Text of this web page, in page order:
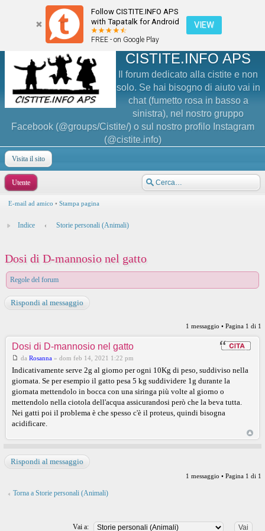
Follow CISTITE.INFO APS
with Tapatalk for Android
FREE - on Google Play
VIEW
CISTITE.INFO APS
Il forum dedicato alla cistite e non
solo. Se hai bisogno di aiuto vai in
chat (fumetto rosa in basso a
sinistra), nel nostro gruppo
Facebook (@groups/Cistite/) o sul nostro profilo Instagram
(@cistite.info)
Visita il sito
Utente
E-mail ad amico • Stampa pagina
Indice ‹ Storie personali (Animali)
Dosi di D-mannosio nel gatto
Regole del forum
Rispondi al messaggio
1 messaggio • Pagina 1 di 1
Dosi di D-mannosio nel gatto
da Rosanna » dom feb 14, 2021 1:22 pm
Indicativamente serve 2g al giorno per ogni 10Kg di peso, suddiviso nella
giornata. Se per esempio il gatto pesa 5 kg suddividere 1g durante la
giornata mettendolo in bocca con una siringa più volte al giorno o
mettendolo nella ciotola dell'acqua assicurandosi però che la beva tutta.
Nei gatti poi il problema è che spesso c'è il proteus, quindi bisogna
acidificare.
Rispondi al messaggio
1 messaggio • Pagina 1 di 1
Torna a Storie personali (Animali)
Vai a: